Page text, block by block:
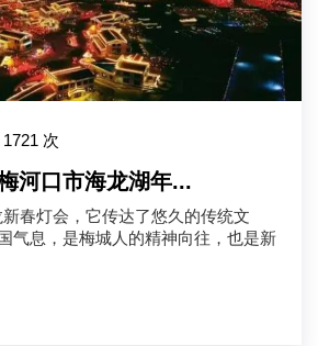
1721 次
河口市海龙湖年...
春灯会，它传达了悠久的传统文
气息，是梅城人的精神向往，也是新